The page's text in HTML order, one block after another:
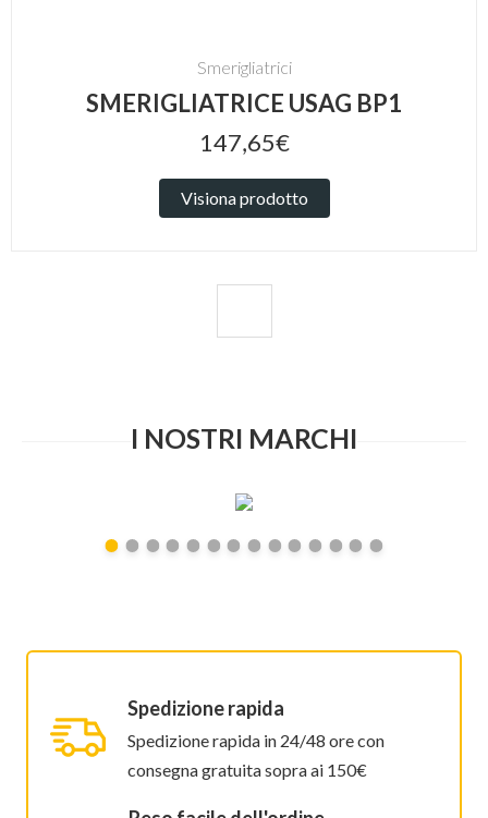
Smerigliatrici
SMERIGLIATRICE USAG BP1
147,65€
Visiona prodotto
I NOSTRI MARCHI
Spedizione rapida
Spedizione rapida in 24/48 ore con
consegna gratuita sopra ai 150€